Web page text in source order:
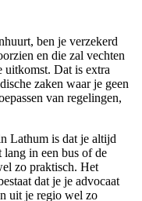
ben je verzekerd
en die zal vechten
Dat is extra
zaken waar je geen
van regelingen,
Lathum is dat je altijd
lang in een bus of de
zo praktisch. Het
dat je je advocaat
uit je regio wel zo